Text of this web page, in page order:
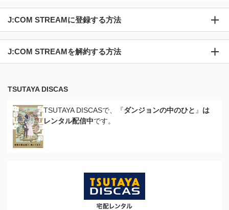
J:COM STREAMに登録する方法
J:COM STREAMを解約する方法
TSUTAYA DISCAS
TSUTAYA DISCASで、『ダンジョンの中のひと 』 は
レンタル配信中です。